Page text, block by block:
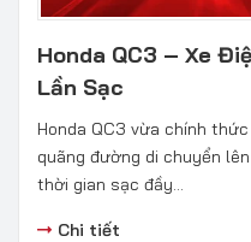
Honda QC3 – Xe
Lần Sạc
Honda QC3 vừa chính
quãng đường di chuyển
thời gian sạc đầy...
Chi tiết